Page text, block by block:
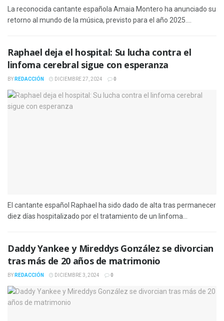
La reconocida cantante española Amaia Montero ha anunciado su
retorno al mundo de la música, previsto para el año 2025....
Raphael deja el hospital: Su lucha contra el
linfoma cerebral sigue con esperanza
BY REDACCIÓN DICIEMBRE 27, 2024 0
El cantante español Raphael ha sido dado de alta tras permanecer
diez días hospitalizado por el tratamiento de un linfoma...
Daddy Yankee y Mireddys González se divorcian
tras más de 20 años de matrimonio
BY REDACCIÓN DICIEMBRE 3, 2024 0